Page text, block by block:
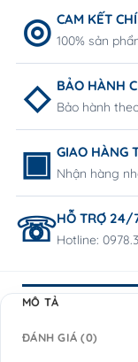
CAM KẾT
100% sản
BẢO HÀNH
Bảo hành
GIAO HÀNG
Nhận hàng
HỖ TRỢ 24/
Hotline:
MÔ TẢ
ĐÁNH GIÁ (0)